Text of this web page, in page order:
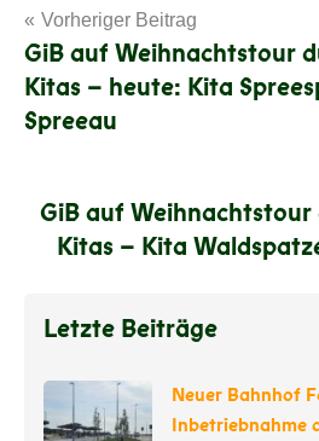
Beitragsnavigation
Vorheriger Beitrag
GiB auf Weihnachtstour
Kitas – heute: Kita
Spreeau
GiB auf
Kitas – Kita
Letzte Beiträge
Neuer Bahnhof
Inbetriebnahme